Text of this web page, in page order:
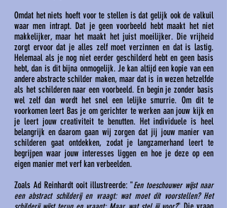
Omdat het niets hoeft voor te stellen is dat gelijk ook de valkuil
waar men intrapt. Dat je geen voorbeeld hebt maakt het niet
makkelijker, maar het maakt het juist moeilijker. Die vrijheid
zorgt ervoor dat je alles zelf moet verzinnen en dat is lastig.
Helemaal als je nog niet eerder geschilderd hebt en geen basis
hebt, dan is dit bijna onmogelijk. Je kan altijd een kopie van een
andere abstracte schilder maken, maar dat is in wezen hetzelfde
als het schilderen naar een voorbeeld. En begin je zonder basis
wel zelf dan wordt het snel een lelijke smurrie. Om dit te
voorkomen leert Bas je om gerichter te werken aan jouw kijk en
je leert jouw creativiteit te benutten. Het individuele is heel
belangrijk en daarom gaan wij zorgen dat jij jouw manier van
schilderen gaat ontdekken, zodat je langzamerhand leert te
begrijpen waar jouw interesses liggen en hoe je deze op een
eigen manier met verf kan verbeelden.
Zoals Ad Reinhardt ooit illustreerde: "Een toeschouwer wijst naar
een abstract schilderij en vraagt: wat moet dit voorstellen? Het